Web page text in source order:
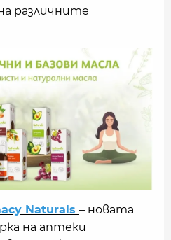
различните
Naturals – новата
на аптеки